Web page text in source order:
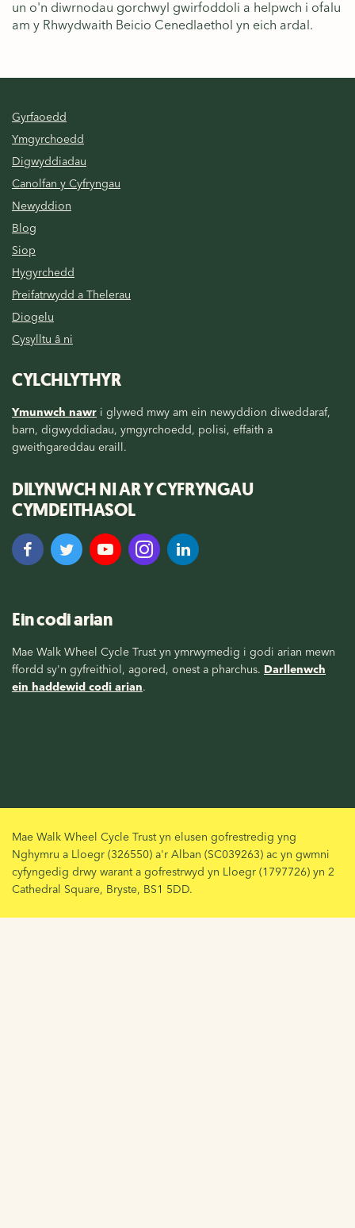
un o'n diwrnodau gorchwyl gwirfoddoli a helpwch i ofalu
am y Rhwydwaith Beicio Cenedlaethol yn eich ardal.
Gyrfaoedd
Ymgyrchoedd
Digwyddiadau
Canolfan y Cyfryngau
Newyddion
Blog
Siop
Hygyrchedd
Preifatrwydd a Thelerau
Diogelu
Cysylltu â ni
CYLCHLYTHYR
Ymunwch nawr i glywed mwy am ein newyddion diweddaraf,
barn, digwyddiadau, ymgyrchoedd, polisi, effaith a
gweithgareddau eraill.
DILYNWCH NI AR Y CYFRYNGAU
CYMDEITHASOL
Ein codi arian
Mae Walk Wheel Cycle Trust yn ymrwymedig i godi arian mewn
ffordd sy'n gyfreithiol, agored, onest a pharchus. Darllenwch
ein haddewid codi arian.
Mae Walk Wheel Cycle Trust yn elusen gofrestredig yng
Nghymru a Lloegr (326550) a'r Alban (SC039263) ac yn gwmni
cyfyngedig drwy warant a gofrestrwyd yn Lloegr (1797726) yn 2
Cathedral Square, Bryste, BS1 5DD.